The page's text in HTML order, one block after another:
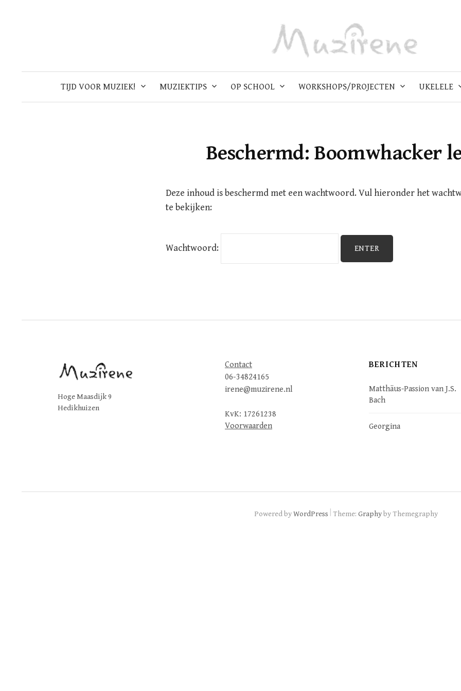
TIJD VOOR MUZIEK! MUZIEKTIPS OP SCHOOL WORKSHOPS/PROJECTEN UKELELE
Beschermd: Boomwhacker
Deze inhoud is beschermd met een wachtwoord. Vul hieronder het
te bekijken:
Wachtwoord:
Hoge Maasdijk 9
Hedikhuizen
Contact
06-34824165
irene@muzirene.nl
KvK: 17261238
Voorwaarden
BERICHTEN
Matthäus-Passion van J.S.
Bach
Georgina
Powered byWordPress Theme: Graphyby Themegraphy